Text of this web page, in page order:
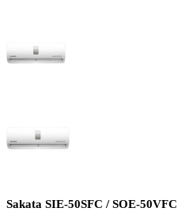
Sakata SIE-50SFC / SOE-50VFC